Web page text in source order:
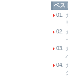
ベス
01.
02.
03.
04.